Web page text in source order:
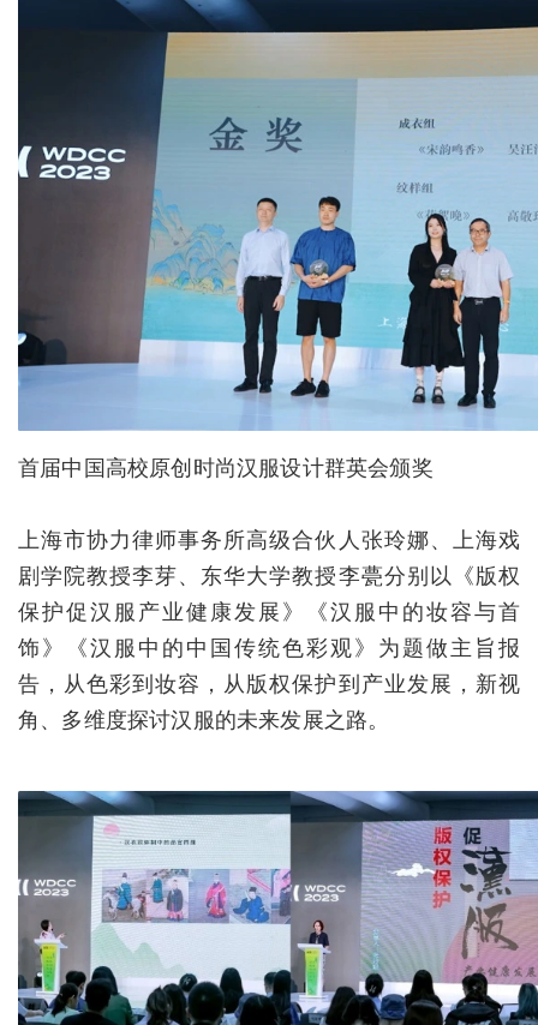
首届中国高校原创时尚汉服设计群英会颁奖
上海市协力律师事务所高级合伙人张玲娜、上海戏
剧学院教授李芽、东华大学教授李甍分别以《版权
保护促汉服产业健康发展》《汉服中的妆容与首
饰》《汉服中的中国传统色彩观》为题做主旨报
告，从色彩到妆容，从版权保护到产业发展，新视
角、多维度探讨汉服的未来发展之路。